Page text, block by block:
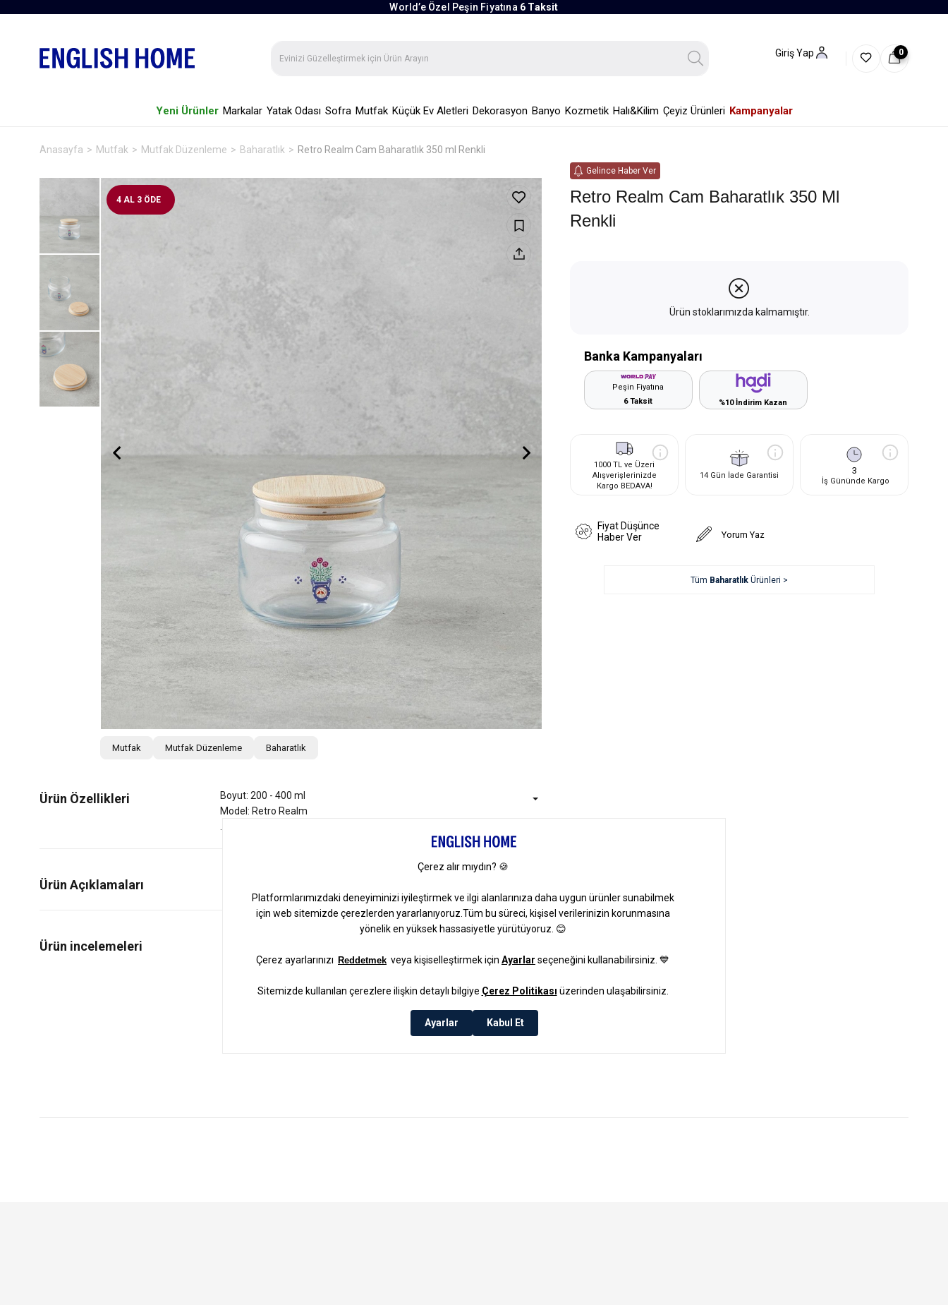
World’e Özel Peşin Fiyatına 6 Taksit
Giriş Yap 0
Yeni Ürünler Markalar Yatak Odası Sofra Mutfak Küçük Ev Aletleri Dekorasyon Banyo Kozmetik Halı&Kilim Çeyiz Ürünleri Kampanyalar
Anasayfa Mutfak Mutfak Düzenleme Baharatlık Retro Realm Cam Baharatlık 350 ml Renkli
4 AL 3 ÖDE
Mutfak Mutfak Düzenleme Baharatlık
Ürün Özellikleri
Boyut: 200 - 400 ml
Model: Retro Realm
Ürün Açıklamaları
Gelince Haber Ver
Retro Realm Cam Baharatlık 350 Ml
Renkli
Ürün stoklarımızda kalmamıştır.
Banka Kampanyaları
Peşin Fiyatına
6 Taksit
%10 İndirim Kazan
1000 TL ve Üzeri
Alışverişlerinizde
Kargo BEDAVA!
14 Gün İade Garantisi 3
İş Gününde Kargo
Fiyat Düşünce
Haber Ver
Yorum Yaz
Tüm Baharatlık Ürünleri >